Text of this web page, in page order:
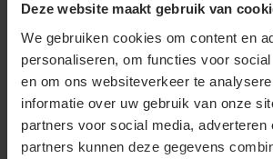
Deze website maakt gebruik van
We gebruiken cookies om content en
personaliseren, om functies voor
en om ons websiteverkeer te
informatie over uw gebruik van onze
partners voor social media, adverteren
partners kunnen deze gegevens
2905003
de yellow bow 50 is een high
gemaakt in onze favoriete fijne twill
toegevoegde unieke easy care
altijd heeft ook dit hemd een
rug.